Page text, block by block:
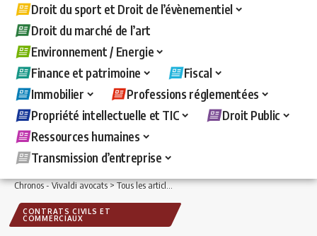
Droit du sport et Droit de l’évènementiel
Droit du marché de l’art
Environnement / Energie
Finance et patrimoine
Fiscal
Immobilier
Professions réglementées
Propriété intellectuelle et TIC
Droit Public
Ressources humaines
Transmission d’entreprise
Chronos - Vivaldi avocats>Tous les articles >Affaires / Finances>Contrats civils
CONTRATS CIVILS ET
COMMERCIAUX